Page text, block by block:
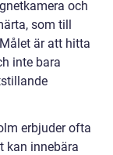
och
som till
är att hitta
inte bara
erbjuder ofta
kan innebära